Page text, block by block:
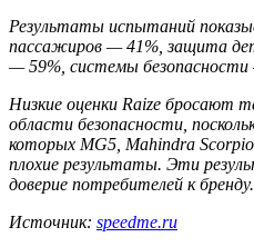
Результаты испытаний
пассажиров — 41%, защита
— 59%, системы
Низкие оценки Raize бросают
области безопасности,
которых MG5, Mahindra
плохие результаты. Эти
доверие потребителей к бренду.
Источник: speedme.ru